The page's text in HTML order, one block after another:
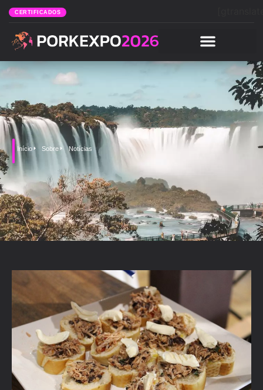
CERTIFICADOS
Início Sobre Notícias